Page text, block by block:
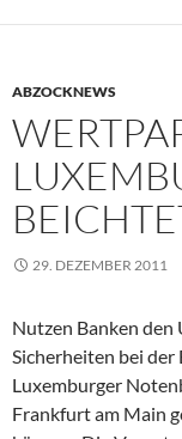
ABZOCKNEWS
29. DEZEMBER 2011
Nutzen Banken den
Sicherheiten bei der
Luxemburger
Frankfurt am Main